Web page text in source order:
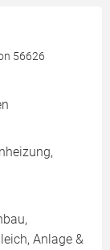
56626
Anlage &